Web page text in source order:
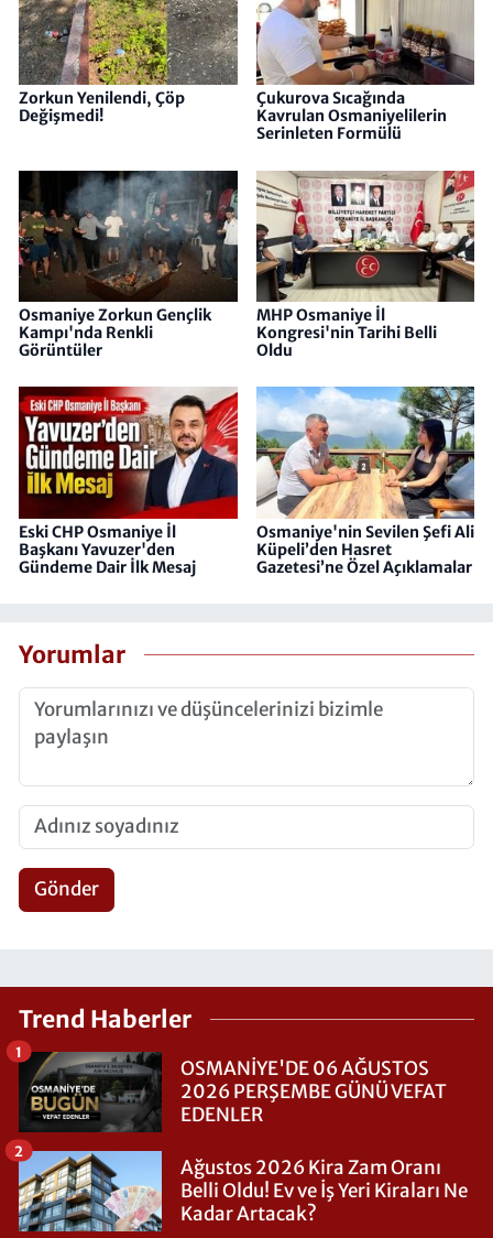
Zorkun Yenilendi, Çöp
Değişmedi!
Çukurova Sıcağında
Kavrulan Osmaniyelilerin
Serinleten Formülü
Osmaniye Zorkun Gençlik
Kampı'nda Renkli
Görüntüler
MHP Osmaniye İl
Kongresi'nin Tarihi Belli
Oldu
Eski CHP Osmaniye İl
Başkanı Yavuzer'den
Gündeme Dair İlk Mesaj
Osmaniye'nin Sevilen Şefi Ali
Küpeli’den Hasret
Gazetesi’ne Özel Açıklamalar
Yorumlar
Gönder
Trend Haberler
OSMANİYE'DE 06 AĞUSTOS
2026 PERŞEMBE GÜNÜ VEFAT
EDENLER
1
Ağustos 2026 Kira Zam Oranı
Belli Oldu! Ev ve İş Yeri Kiraları Ne
Kadar Artacak?
2